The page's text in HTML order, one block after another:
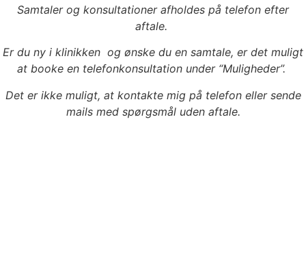
Samtaler og konsultationer afholdes på telefon efter
aftale.
Er du ny i klinikken og ønske du en samtale, er det muligt
at booke en telefonkonsultation under “Muligheder”.
Det er ikke muligt, at kontakte mig på telefon eller sende
mails med spørgsmål uden aftale.